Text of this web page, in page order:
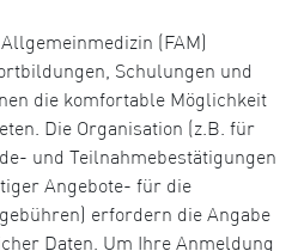
(FAM)
Schulungen und
die komfortable Möglichkeit
Die Organisation (z.B. für
und Teilnahmebestätigungen
Angebote- für die
erfordern die Angabe
Daten. Um Ihre Anmeldung